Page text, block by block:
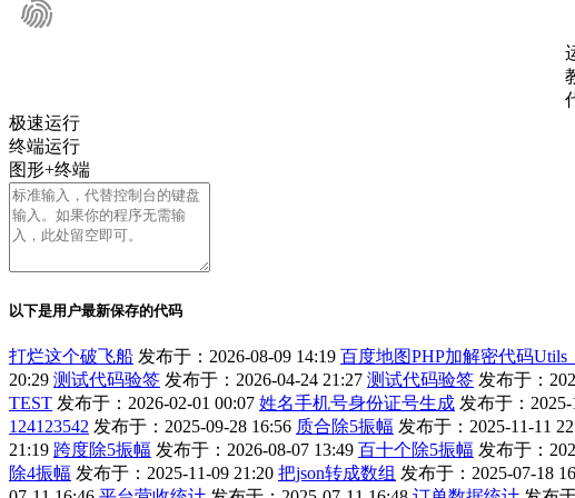
极速运行
终端运行
图形+终端
以下是用户最新保存的代码
打烂这个破飞船 发布于：2026-08-09 14:19 百度地图PHP加解密代码
20:29 测试代码验签 发布于：2026-04-24 21:27 测试代码验签 发布于：
TEST 发布于：2026-02-01 00:07 姓名手机号身份证号生成 发布于：2025-
124123542 发布于：2025-09-28 16:56 质合除5振幅 发布于：2025-11-11
21:19 跨度除5振幅 发布于：2026-08-07 13:49 百十个除5振幅 发布于：
除4振幅 发布于：2025-11-09 21:20 把json转成数组 发布于：2025-07-18